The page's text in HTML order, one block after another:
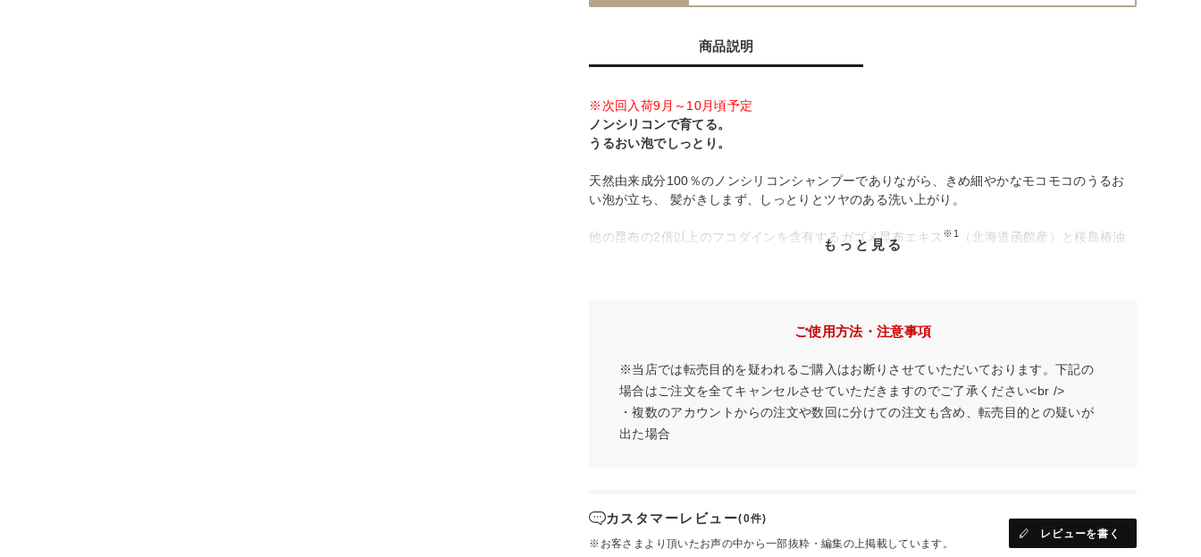
商品説明
※次回入荷9月～10月頃予定
ノンシリコンで育てる。
うるおい泡でしっとり。
天然由来成分100％のノンシリコンシャンプーでありながら、きめ細やかなモコモコのうるお
い泡が立ち、 髪がきしまず、しっとりとツヤのある洗い上がり。
他の昆布の2倍以上のフコダインを含有するガゴメ昆布エキス ※1 （北海道函館産）と桜島椿油
内容量：250ml
香り：しとやかな椿の香り
もっと見る
ご使用方法・注意事項
※当店では転売目的を疑われるご購入はお断りさせていただいております。下記の
場合はご注文を全てキャンセルさせていただきますのでご了承ください<br />
・複数のアカウントからの注文や数回に分けての注文も含め、転売目的との疑いが
出た場合
カスタマーレビュー(0件)
※お客さまより頂いたお声の中から一部抜粋・編集の上掲載しています。
レビューを書く